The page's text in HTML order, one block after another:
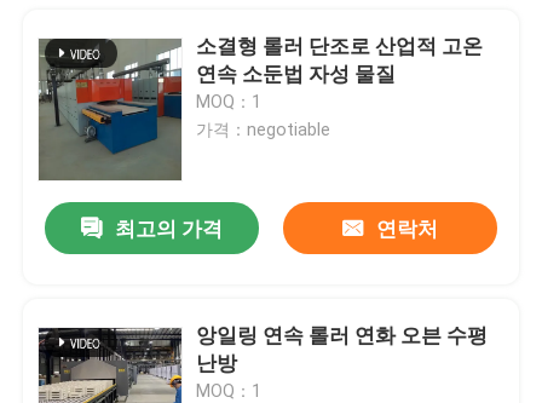
소결형 롤러 단조로 산업적 고온
연속 소둔법 자성 물질
MOQ：1
가격：negotiable
최고의 가격 연락처
앙일링 연속 롤러 연화 오븐 수평
난방
MOQ：1